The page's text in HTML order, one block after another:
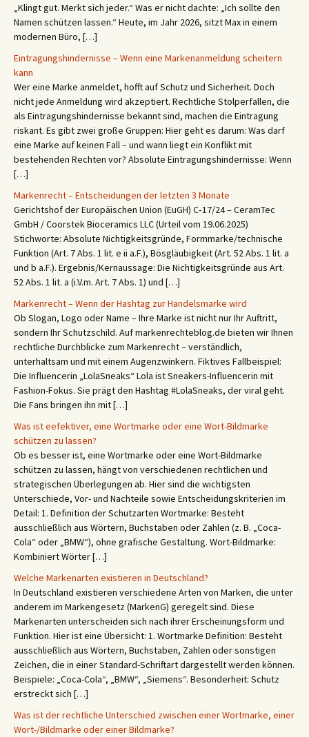
„Klingt gut. Merkt sich jeder.“ Was er nicht dachte: „Ich sollte den
Namen schützen lassen.“ Heute, im Jahr 2026, sitzt Max in einem
modernen Büro, […]
Eintragungshindernisse – Wenn eine Markenanmeldung scheitern
kann
Wer eine Marke anmeldet, hofft auf Schutz und Sicherheit. Doch
nicht jede Anmeldung wird akzeptiert. Rechtliche Stolperfallen, die
als Eintragungshindernisse bekannt sind, machen die Eintragung
riskant. Es gibt zwei große Gruppen: Hier geht es darum: Was darf
eine Marke auf keinen Fall – und wann liegt ein Konflikt mit
bestehenden Rechten vor? Absolute Eintragungshindernisse: Wenn
[…]
Markenrecht – Entscheidungen der letzten 3 Monate
Gerichtshof der Europäischen Union (EuGH) C‑17/24 – CeramTec
GmbH / Coorstek Bioceramics LLC (Urteil vom 19.06.2025)
Stichworte: Absolute Nichtigkeitsgründe, Formmarke/technische
Funktion (Art. 7 Abs. 1 lit. e ii a.F.), Bösgläubigkeit (Art. 52 Abs. 1 lit. a
und b a.F.). Ergebnis/Kernaussage: Die Nichtigkeitsgründe aus Art.
52 Abs. 1 lit. a (i.V.m. Art. 7 Abs. 1) und […]
Markenrecht – Wenn der Hashtag zur Handelsmarke wird
Ob Slogan, Logo oder Name – Ihre Marke ist nicht nur Ihr Auftritt,
sondern Ihr Schutzschild. Auf markenrechteblog.de bieten wir Ihnen
rechtliche Durchblicke zum Markenrecht – verständlich,
unterhaltsam und mit einem Augenzwinkern. Fiktives Fallbeispiel:
Die Influencerin „LolaSneaks“ Lola ist Sneakers-Influencerin mit
Fashion-Fokus. Sie prägt den Hashtag #LolaSneaks, der viral geht.
Die Fans bringen ihn mit […]
Was ist eefektiver, eine Wortmarke oder eine Wort-Bildmarke
schützen zu lassen?
Ob es besser ist, eine Wortmarke oder eine Wort-Bildmarke
schützen zu lassen, hängt von verschiedenen rechtlichen und
strategischen Überlegungen ab. Hier sind die wichtigsten
Unterschiede, Vor- und Nachteile sowie Entscheidungskriterien im
Detail: 1. Definition der Schutzarten Wortmarke: Besteht
ausschließlich aus Wörtern, Buchstaben oder Zahlen (z. B. „Coca-
Cola“ oder „BMW“), ohne grafische Gestaltung. Wort-Bildmarke:
Kombiniert Wörter […]
Welche Markenarten existieren in Deutschland?
In Deutschland existieren verschiedene Arten von Marken, die unter
anderem im Markengesetz (MarkenG) geregelt sind. Diese
Markenarten unterscheiden sich nach ihrer Erscheinungsform und
Funktion. Hier ist eine Übersicht: 1. Wortmarke Definition: Besteht
ausschließlich aus Wörtern, Buchstaben, Zahlen oder sonstigen
Zeichen, die in einer Standard-Schriftart dargestellt werden können.
Beispiele: „Coca-Cola“, „BMW“, „Siemens“. Besonderheit: Schutz
erstreckt sich […]
Was ist der rechtliche Unterschied zwischen einer Wortmarke, einer
Wort-/Bildmarke oder einer Bildmarke?